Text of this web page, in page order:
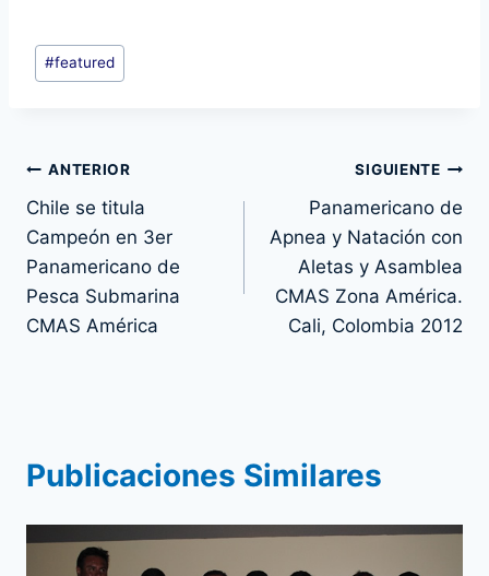
Etiquetas
de
#featured
Navegación
de
entradas
ANTERIOR
Chile se titula
Campeón en 3er
Panamericano de
Pesca Submarina
CMAS América
SIGUIENTE
Panamericano de
Apnea y Natación con
Aletas y Asamblea
CMAS Zona América.
Cali, Colombia 2012
Publicaciones Similares